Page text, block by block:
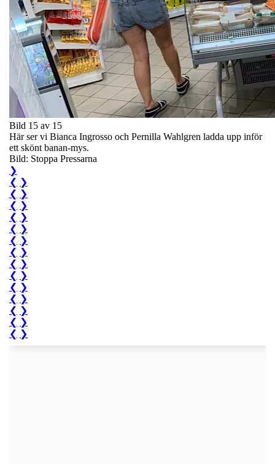
Bild 15 av 15
Här ser vi Bianca Ingrosso och Pernilla Wahlgren ladda upp inför
ett skönt banan-mys.
Bild: Stoppa Pressarna
❯
❮ ❯
❮ ❯
❮ ❯
❮ ❯
❮ ❯
❮ ❯
❮ ❯
❮ ❯
❮ ❯
❮ ❯
❮ ❯
❮ ❯
❮ ❯
❮ ❯